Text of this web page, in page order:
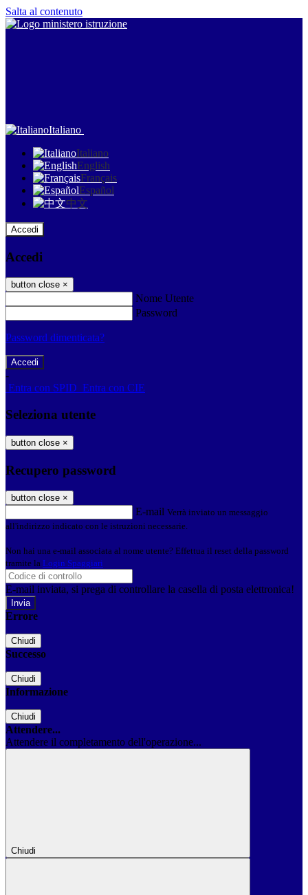
Salta al contenuto
Italiano
Italiano
English
Français
Español
中文
Accedi
Accedi
button close ×
Nome Utente
Password
Password dimenticata?
-
Entra con SPID Entra con CIE
Seleziona utente
button close ×
Recupero password
button close ×
E-mail Verrà inviato un messaggio
all'indirizzo indicato con le istruzioni necessarie.
Non hai una e-mail associata al nome utente? Effettua il reset della password
tramite la Login Spaggiari
E-mail inviata, si prega di controllare la casella di posta elettronica!
Errore
Chiudi
Successo
Chiudi
Informazione
Chiudi
Attendere...
Attendere il completamento dell'operazione...
Chiudi